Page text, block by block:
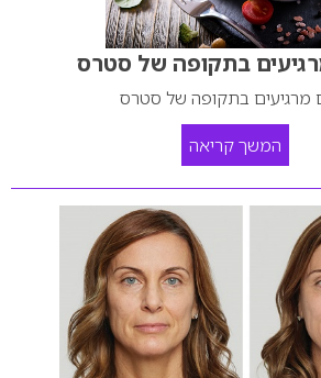
בתקופה של סטרס
מרגיעים בתקופה של סטרס
המשך קריאה